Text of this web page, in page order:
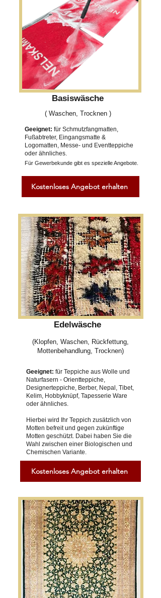
Basiswäsche
( Waschen, Trocknen )
Geeignet: für Schmutzfangmatten,
Fußabtreter, Eingangsmatte &
Logomatten, Messe- und Eventteppiche
oder ähnliches.
Für Gewerbekunde gibt es spezielle Angebote.
Kostenloses Angebot erhalten
Edelwäsche
(Klopfen, Waschen, Rückfettung,
Mottenbehandlung, Trocknen)
Geeignet: für Teppiche aus Wolle und
Naturfasern - Orientteppiche,
Designerteppiche, Berber, Nepal, Tibet,
Kelim, Hobbyknüpf, Tapesserie Ware
oder ähnliches.
Hierbei wird Ihr Teppich zusätzlich von
Motten befreit und gegen zukünftige
Motten geschützt. Dabei haben Sie die
Wahl zwischen einer Biologischen und
Chemischen Variante.
Kostenloses Angebot erhalten